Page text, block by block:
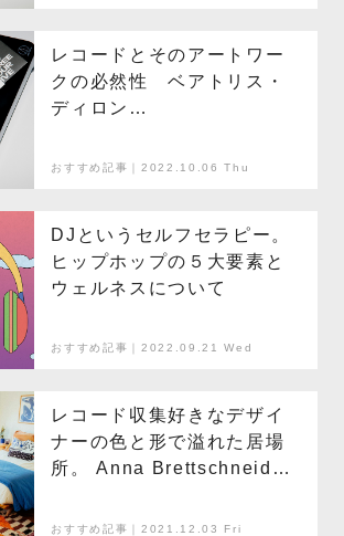
レコードとそのアートワー
クの必然性 ベアトリス・
ディロン
ワーク＝トーマス・ルフ
おすすめ記事｜2022.10.06 Thu
DJというセルフセラピー。
ヒップホップの５大要素と
ウェルネスについて
おすすめ記事｜2022.09.21 Wed
レコード収集好きなデザイ
ナーの色と形で溢れた居場
所。 Anna Brettschneider
ム
おすすめ記事｜2021.12.03 Fri